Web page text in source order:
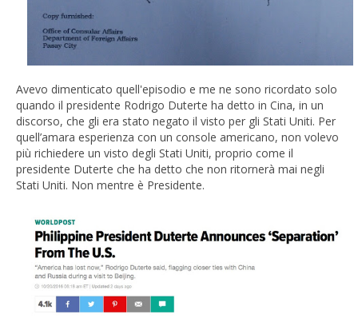
Avevo dimenticato quell'episodio e me ne sono ricordato solo
quando il presidente Rodrigo Duterte ha detto in Cina, in un
discorso, che gli era stato negato il visto per gli Stati Uniti. Per
quell’amara esperienza con un console americano, non volevo
più richiedere un visto degli Stati Uniti, proprio come il
presidente Duterte che ha detto che non ritornerà mai negli
Stati Uniti. Non mentre è Presidente.